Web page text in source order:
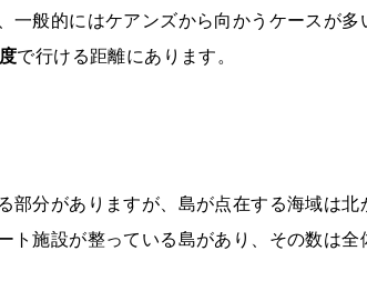
一般的にはケアンズから向かうケースが多
で行ける距離にあります。
部分がありますが、島が点在する海域は北
ト施設が整っている島があり、その数は全